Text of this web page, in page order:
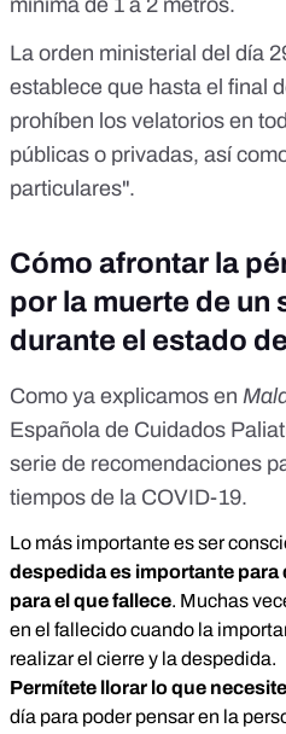
mínima de 1 a 2 metros.
La orden ministerial del día
establece que hasta el final
prohíben los velatorios en
públicas o privadas, así
particulares".
Cómo afrontar la
por la muerte de un
durante el estado
Como ya explicamos en
Española de Cuidados
serie de recomendaciones
tiempos de la COVID-19.
Lo más importante es ser
despedida es importante para
para el que fallece. Muchas
en el fallecido cuando la
realizar el cierre y la despedida.
Permítete llorar lo que
día para poder pensar en la